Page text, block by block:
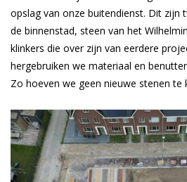
opslag van onze buitendienst. Dit zijn
de binnenstad, steen van het
klinkers die over zijn van eerdere
hergebruiken we materiaal en
Zo hoeven we geen nieuwe stenen te